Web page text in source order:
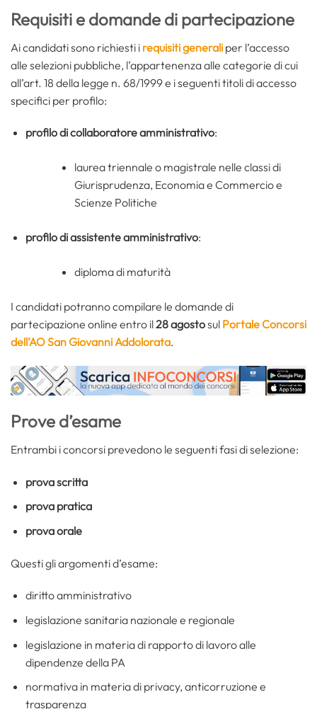
Requisiti e domande di partecipazione
Ai candidati sono richiesti i requisiti generali per l’accesso
alle selezioni pubbliche, l’appartenenza alle categorie di cui
all’art. 18 della legge n. 68/1999 e i seguenti titoli di accesso
specifici per profilo:
profilo di collaboratore amministrativo:
laurea triennale o magistrale nelle classi di
Giurisprudenza, Economia e Commercio e
Scienze Politiche
profilo di assistente amministrativo:
diploma di maturità
I candidati potranno compilare le domande di
partecipazione online entro il28 agostosul Portale Concorsi
dell’AO San Giovanni Addolorata.
Prove d’esame
Entrambi i concorsi prevedono le seguenti fasi di selezione:
prova scritta
prova pratica
prova orale
Questi gli argomenti d’esame:
diritto amministrativo
legislazione sanitaria nazionale e regionale
legislazione in materia di rapporto di lavoro alle
dipendenze della PA
normativa in materia di privacy, anticorruzione e
trasparenza